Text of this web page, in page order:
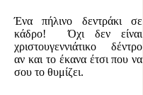
Ένα πήλινο δεντράκι σε
κάδρο! Όχι δεν είναι
χριστουγεννιάτικο δέντρο
αν και το έκανα έτσι που να
σου το θυμίζει.